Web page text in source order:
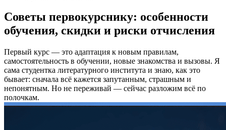
Советы первокурснику: особенности
обучения, скидки и риски отчисления
Первый курс — это адаптация к новым правилам,
самостоятельность в обучении, новые знакомства и вызовы. Я
сама студентка литературного института и знаю, как это
бывает: сначала всё кажется запутанным, страшным и
непонятным. Но не переживай — сейчас разложим всё по
полочкам.